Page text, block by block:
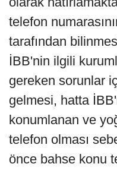
telefon
tarafından
İBB'nin ilgili
gereken sorunlar
gelmesi, hatta
konumlanan ve
telefon olması
önce bahse konu